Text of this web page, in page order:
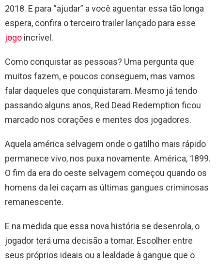
2018. E para “ajudar” a você aguentar essa tão longa
espera, confira o terceiro trailer lançado para esse
jogo incrível.
Como conquistar as pessoas? Uma pergunta que
muitos fazem, e poucos conseguem, mas vamos
falar daqueles que conquistaram. Mesmo já tendo
passando alguns anos, Red Dead Redemption ficou
marcado nos corações e mentes dos jogadores.
Aquela américa selvagem onde o gatilho mais rápido
permanece vivo, nos puxa novamente. América, 1899.
O fim da era do oeste selvagem começou quando os
homens da lei caçam as últimas gangues criminosas
remanescente.
E na medida que essa nova história se desenrola, o
jogador terá uma decisão a tomar. Escolher entre
seus próprios ideais ou a lealdade à gangue que o